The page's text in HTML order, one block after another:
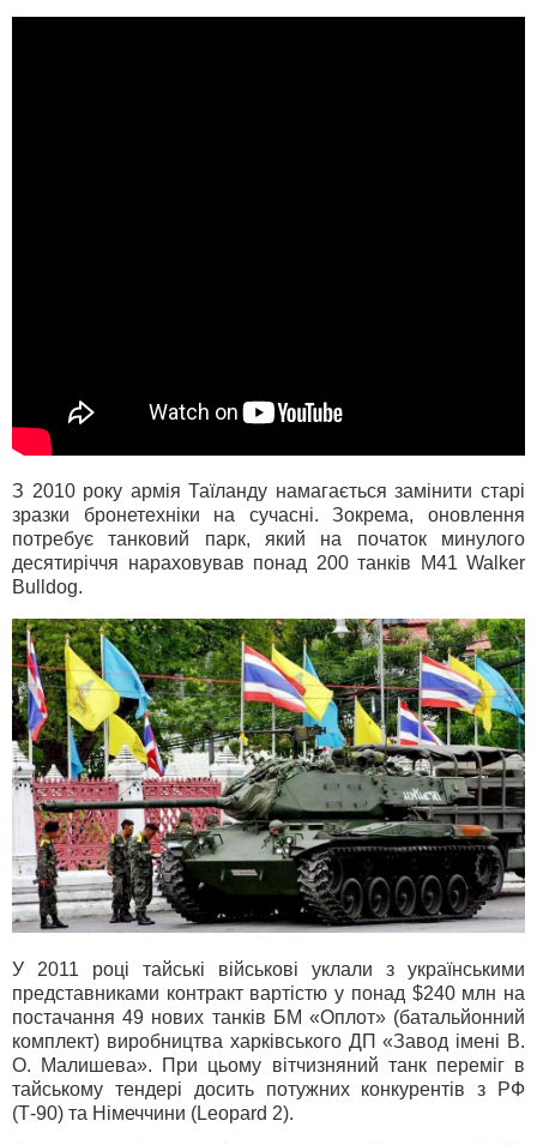
З 2010 року армія Таїланду намагається замінити старі
зразки бронетехніки на сучасні. Зокрема, оновлення
потребує танковий парк, який на початок минулого
десятиріччя нараховував понад 200 танків M41 Walker
Bulldog.
У 2011 році тайські військові уклали з українськими
представниками контракт вартістю у понад $240 млн на
постачання 49 нових танків БМ «Оплот» (батальйонний
комплект) виробництва харківського ДП «Завод імені В.
О. Малишева». При цьому вітчизняний танк переміг в
тайському тендері досить потужних конкурентів з РФ
(Т-90) та Німеччини (Leopard 2).